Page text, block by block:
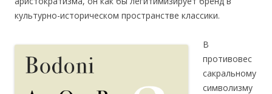
культурно-историческом пространстве классики.
В
противовес
сакральному
символизму